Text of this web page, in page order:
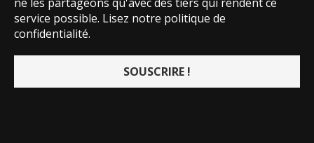
service possible. Lisez notre politique de
confidentialité.